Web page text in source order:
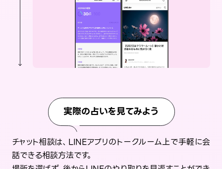
実際の占いを見てみよう
チャット相談は、LINEアプリのトークルーム上で手軽に会
話できる相談方法です。